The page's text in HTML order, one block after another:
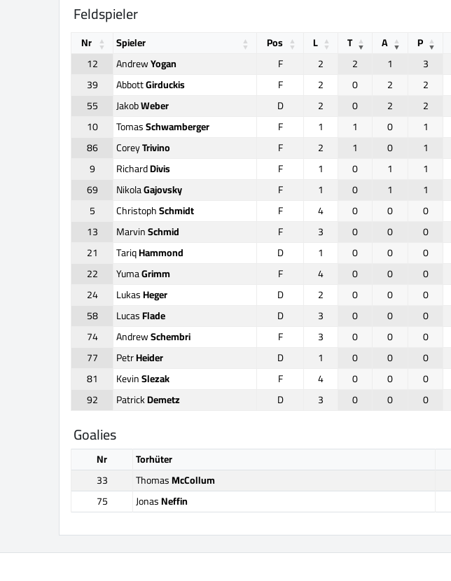
Feldspieler
Nr Spieler Pos L T A P
12
AndrewYogan F 2 2 1 3
39
AbbottGirduckis F 2 0 2 2
55
JakobWeber D 2 0 2 2
10
TomasSchwamberger F 1 1 0 1
86
CoreyTrivino F 2 1 0 1
9
RichardDivis F 1 0 1 1
69
NikolaGajovsky F 1 0 1 1
5
ChristophSchmidt F 4 0 0 0
13
MarvinSchmid F 3 0 0 0
21
TariqHammond D 1 0 0 0
22
YumaGrimm F 4 0 0 0
24
LukasHeger D 2 0 0 0
58
LucasFlade D 3 0 0 0
74
AndrewSchembri F 3 0 0 0
77
PetrHeider D 1 0 0 0
81
KevinSlezak F 4 0 0 0
92
PatrickDemetz D 3 0 0 0
Goalies
Nr Torhüter
33
ThomasMcCollum
75
JonasNeffin